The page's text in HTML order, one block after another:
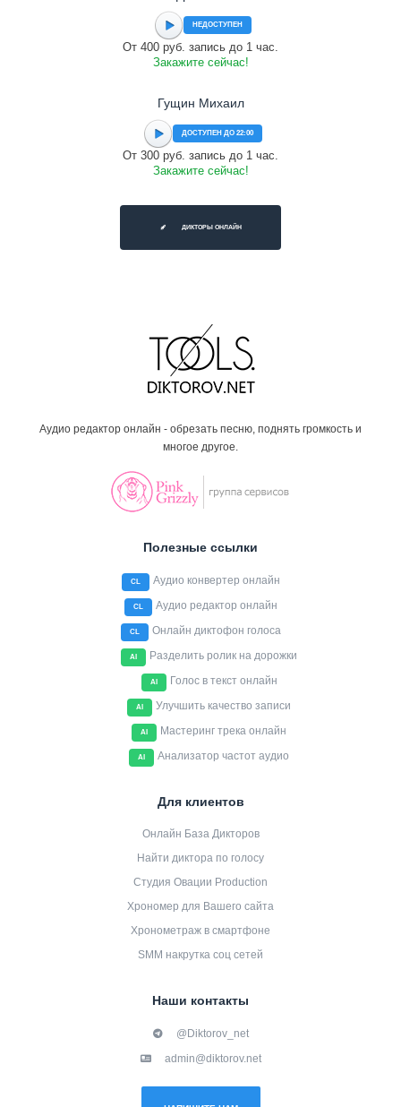
НЕДОСТУПЕН
От 400 руб. запись до 1 час.
Закажите сейчас!
Гущин Михаил
ДОСТУПЕН ДО 22:00
От 300 руб. запись до 1 час.
Закажите сейчас!
ДИКТОРЫ ОНЛАЙН
Аудио редактор онлайн - обрезать песню, поднять громкость и
многое другое.
Полезные ссылки
CL Аудио конвертер онлайн
CL Аудио редактор онлайн
CL Онлайн диктофон голоса
AI Разделить ролик на дорожки
AI Голос в текст онлайн
AI Улучшить качество записи
AI Мастеринг трека онлайн
AI Анализатор частот аудио
Для клиентов
Онлайн База Дикторов
Найти диктора по голосу
Студия Овации Production
Хрономер для Вашего сайта
Хронометраж в смартфоне
SMM накрутка соц сетей
Наши контакты
@Diktorov_net
admin@diktorov.net